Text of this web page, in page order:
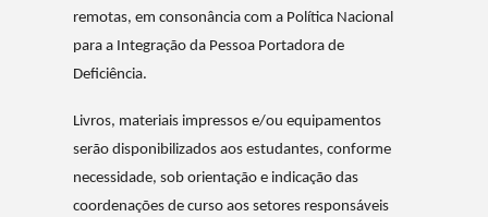
remotas, em consonância com a Política Nacional
para a Integração da Pessoa Portadora de
Deficiência.
Livros, materiais impressos e/ou equipamentos
serão disponibilizados aos estudantes, conforme
necessidade, sob orientação e indicação das
coordenações de curso aos setores responsáveis